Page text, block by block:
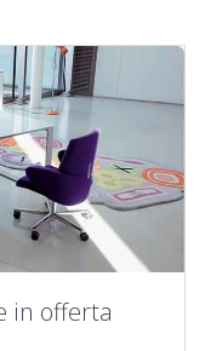
in offerta